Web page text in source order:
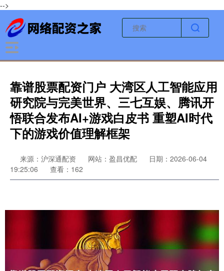
-->
靠谱股票配资门户 大湾区人工智能应用
研究院与完美世界、三七互娱、腾讯开
悟联合发布AI+游戏白皮书 重塑AI时代
下的游戏价值理解框架
来源：沪深通配资 网站：盈昌优配
日期：2026-06-04
19:25:06
查看：162